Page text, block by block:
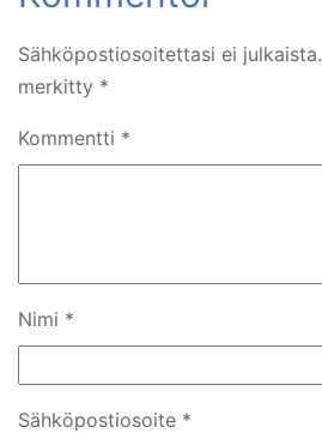
Sähköpostiosoitettasi ei julkaista.
merkitty *
Kommentti *
Nimi *
Sähköpostiosoite *